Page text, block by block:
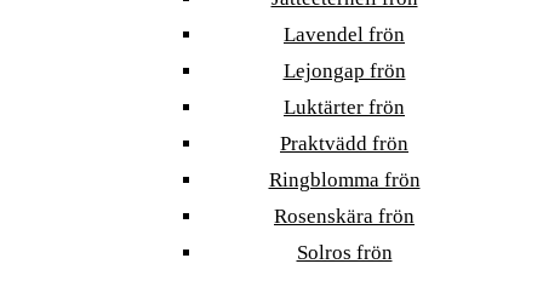
Lavendel frön
Lejongap frön
Luktärter frön
Praktvädd frön
Ringblomma frön
Rosenskära frön
Solros frön